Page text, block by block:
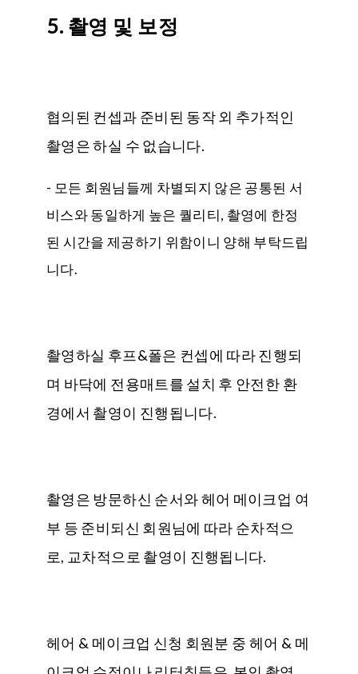
5. 촬영 및 보정
협의된 컨셉과 준비된 동작 외 추가적인
촬영은 하실 수 없습니다.
- 모든 회원님들께 차별되지 않은 공통된 서
비스와 동일하게 높은 퀄리티, 촬영에 한정
된 시간을 제공하기 위함이니 양해 부탁드립
니다.
촬영하실 후프&폴은 컨셉에 따라 진행되
며 바닥에 전용매트를 설치 후 안전한 환
경에서 촬영이 진행됩니다.
촬영은 방문하신 순서와 헤어 메이크업 여
부 등 준비되신 회원님에 따라 순차적으
로, 교차적으로 촬영이 진행됩니다.
헤어 & 메이크업 신청 회원분 중 헤어 & 메